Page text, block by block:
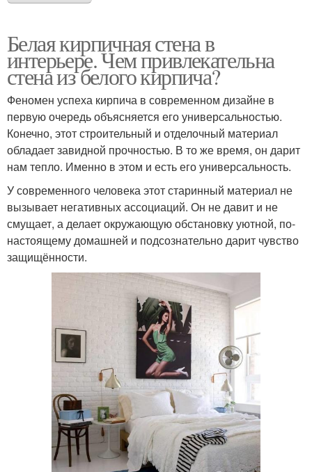
Белая кирпичная стена в
интерьере. Чем привлекательна
стена из белого кирпича?
Феномен успеха кирпича в современном дизайне в
первую очередь объясняется его универсальностью.
Конечно, этот строительный и отделочный материал
обладает завидной прочностью. В то же время, он дарит
нам тепло. Именно в этом и есть его универсальность.
У современного человека этот старинный материал не
вызывает негативных ассоциаций. Он не давит и не
смущает, а делает окружающую обстановку уютной, по-
настоящему домашней и подсознательно дарит чувство
защищённости.